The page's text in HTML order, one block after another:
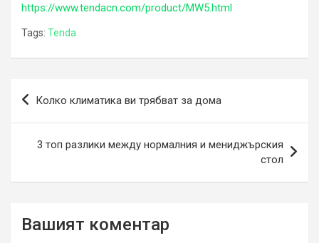
https://www.tendacn.com/product/MW5.html
Tags: Tenda
Навигация
Колко климатика ви трябват за дома
3 топ разлики между нормалния и мениджърския
стол
Вашият коментар